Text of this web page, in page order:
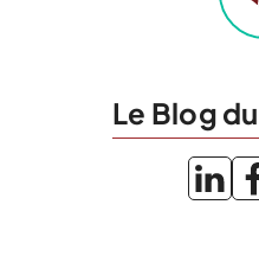
Le Blog